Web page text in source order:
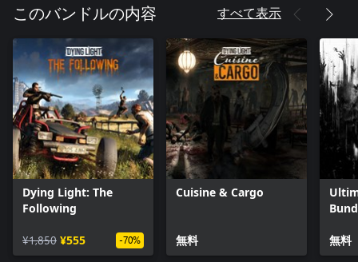
このバンドルの内容 すべて表示
Dying Light: The
Following
¥1,850 ¥555 -70%
Cuisine & Cargo
無料 無料